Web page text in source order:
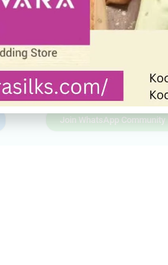
Join WhatsApp Community